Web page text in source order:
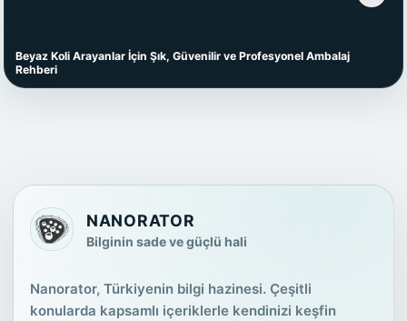
Beyaz Koli Arayanlar İçin Şık, Güvenilir ve Profesyonel Ambalaj
Rehberi
NANORATOR
Bilginin sade ve güçlü hali
Nanorator, Türkiyenin bilgi hazinesi. Çeşitli
konularda kapsamlı içeriklerle kendinizi keşfin